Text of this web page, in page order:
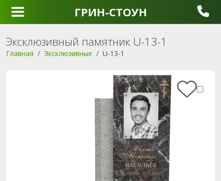
ГРИН-СТОУН
Эксклюзивный памятник U-13-1
Главная Эксклюзивные U-13-1